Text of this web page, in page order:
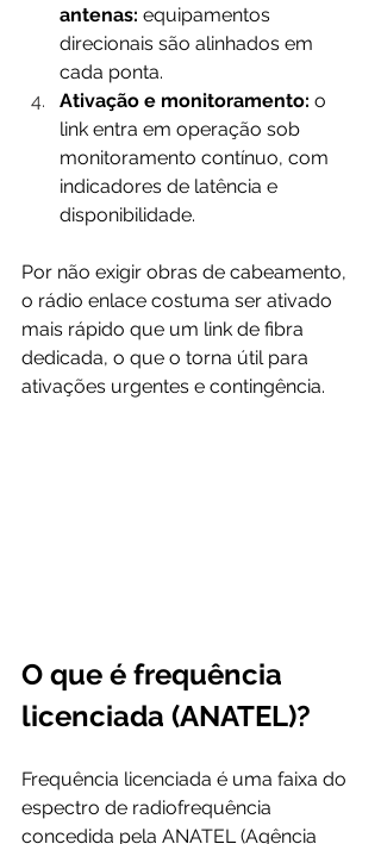
antenas: equipamentos
direcionais são alinhados em
cada ponta.
Ativação e monitoramento: o
link entra em operação sob
monitoramento contínuo, com
indicadores de latência e
disponibilidade.
Por não exigir obras de cabeamento,
o rádio enlace costuma ser ativado
mais rápido que um link de fibra
dedicada, o que o torna útil para
ativações urgentes e contingência.
O que é frequência
licenciada (ANATEL)?
Frequência licenciada é uma faixa do
espectro de radiofrequência
concedida pela ANATEL (Agência